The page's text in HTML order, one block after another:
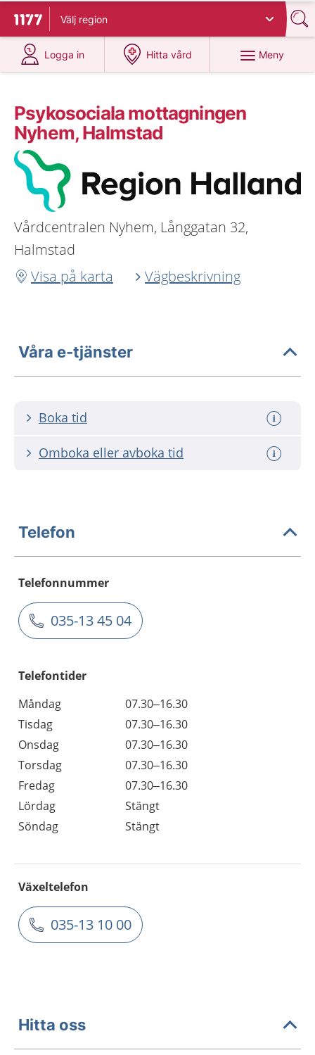
Till startsidan för 1177
Välj region
Logga in
på 1177.se
Hitta vård
på 1177.se
Meny
Psykosociala mottagningen
Nyhem, Halmstad
Vårdcentralen Nyhem, Långgatan 32,
Halmstad
Visa på karta
Vägbeskrivning
Våra e-tjänster
Boka tid
Omboka eller avboka tid
Telefon
Telefonnummer
035-13 45 04
Telefontider
Måndag
07.30–16.30
Tisdag
07.30–16.30
Onsdag
07.30–16.30
Torsdag
07.30–16.30
Fredag
07.30–16.30
Lördag
Stängt
Söndag
Stängt
Växeltelefon
035-13 10 00
Hitta oss